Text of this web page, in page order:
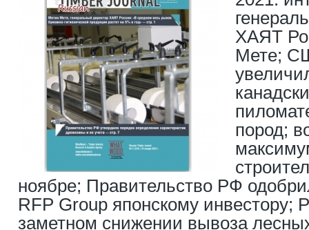
ХАЯТ
Мете;
пород;
ноябре; Правительство РФ
RFP Group японскому
заметном снижении вывоза